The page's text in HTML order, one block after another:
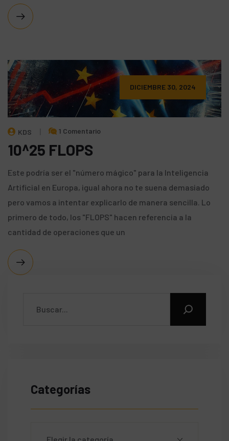
DICIEMBRE 30, 2024
KDS 1 Comentario
10^25 FLOPS
Este podría ser el "número mágico" para la Inteligencia
Artificial en Europa, igual ahora no te suena demasiado
pero vamos a intentar explicarlo de manera sencilla. Lo
primero de todo, los "FLOPS" hacen referencia a la
cantidad de operaciones que un
Categorías